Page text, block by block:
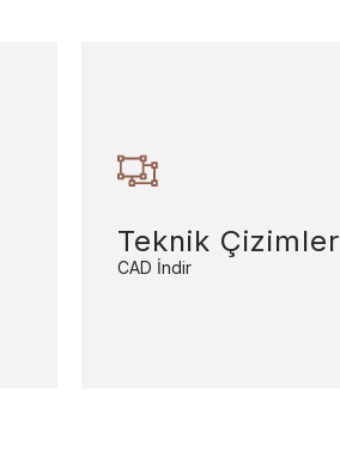
Teknik Çizimler
CAD İndir